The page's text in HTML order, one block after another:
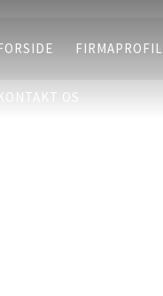
FIRMAPROFIL
OS